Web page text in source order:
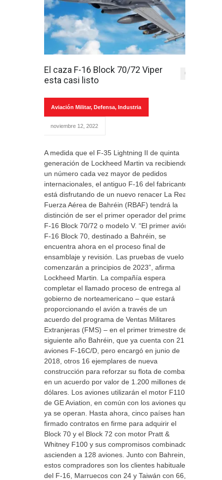
El caza F-16 Block 70/72 Viper
esta casi listo
0
Aviación Militar, Defensa, Industria
noviembre 12, 2022
A medida que el F-35 Lightning II de quinta
generación de Lockheed Martin va recibiendo
un número cada vez mayor de pedidos
internacionales, el antiguo F-16 del fabricante
está disfrutando de un nuevo renacer La Real
Fuerza Aérea de Bahréin (RBAF) tendrá la
distinción de ser el primer operador del primer
F-16 Block 70/72 o modelo V. “El primer avión
F-16 Block 70, destinado a Bahréin, se
encuentra ahora en el proceso final de
ensamblaje y revisión. Las pruebas de vuelo
comenzarán a principios de 2023”, afirma
Lockheed Martin. La compañía espera
completar el llamado proceso de entrega al
gobierno de norteamericano – que estará
proporcionando el avión a través de un
acuerdo del programa de Ventas Militares
Extranjeras (FMS) – en el primer trimestre del
siguiente año Bahréin, que ya cuenta con 21
aviones F-16C/D, pero encargó en junio de
2018, otros 16 ejemplares de nueva
construcción para reforzar su flota de combate,
en un acuerdo por valor de 1.200 millones de
dólares. Los aviones utilizarán el motor F110
de GE Aviation, en común con los aviones que
ya se operan. Hasta ahora, cinco países han
firmado contratos en firme para adquirir el
Block 70 y el Block 72 con motor Pratt &
Whitney F100 y sus compromisos combinados
ascienden a 128 aviones. Junto con Bahrein,
estos compradores son los clientes habituales
del F-16, Marruecos con 24 y Taiwán con 66,